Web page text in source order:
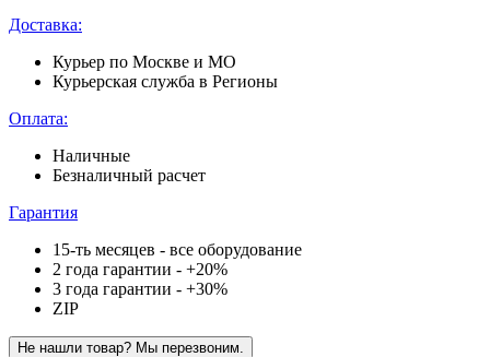
Доставка:
Курьер по Москве и МО
Курьерская служба в Регионы
Оплата:
Наличные
Безналичный расчет
Гарантия
15-ть месяцев - все оборудование
2 года гарантии - +20%
3 года гарантии - +30%
ZIP
Не нашли товар? Мы перезвоним.